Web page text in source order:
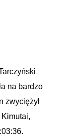
na bardzo
zwyciężył